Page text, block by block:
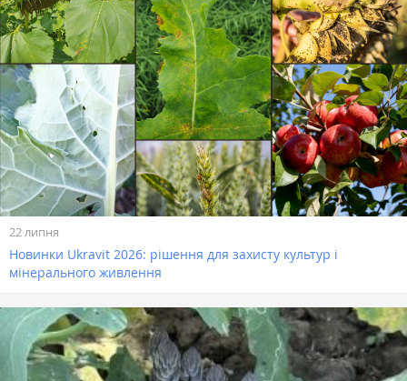
22 липня
Новинки Ukravit 2026: рішення для захисту культур і
мінерального живлення